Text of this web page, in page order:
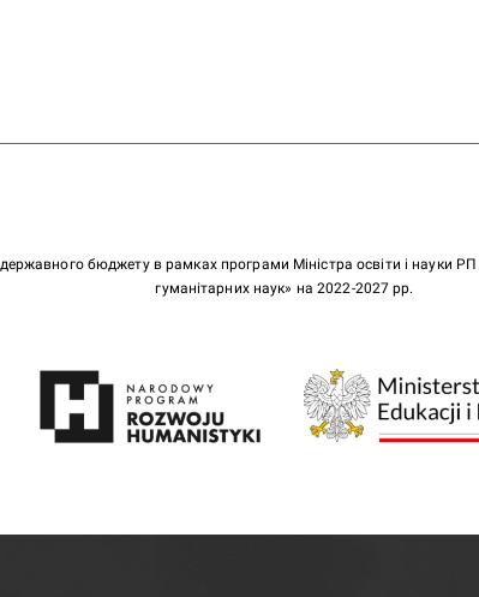
бюджету в рамках програми Міністра освіти і науки
гуманітарних наук» на 2022-2027 рр.